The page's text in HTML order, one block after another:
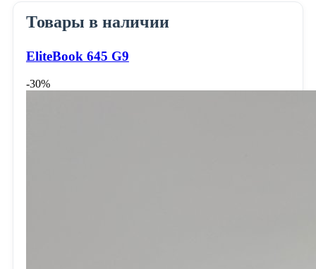
Товары в наличии
EliteBook 645 G9
-30%